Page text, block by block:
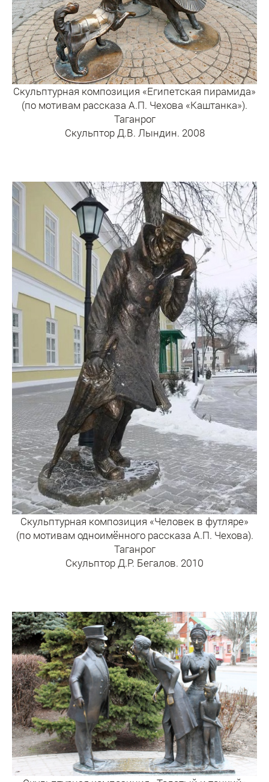
Скульптурная композиция «Египетская пирамида»
(по мотивам рассказа А.П. Чехова «Каштанка»).
Таганрог
Скульптор Д.В. Лындин. 2008
Скульптурная композиция «Человек в футляре»
(по мотивам одноимённого рассказа А.П. Чехова).
Таганрог
Скульптор Д.Р. Бегалов. 2010